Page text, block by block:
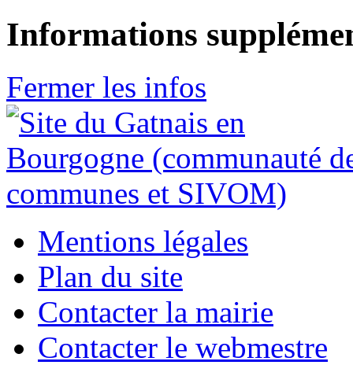
Informations
Fermer les infos
Mentions légales
Plan du site
Contacter la mairie
Contacter le webmestre